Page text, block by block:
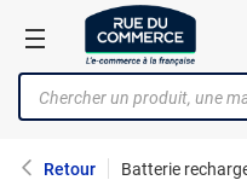
Retour Batterie